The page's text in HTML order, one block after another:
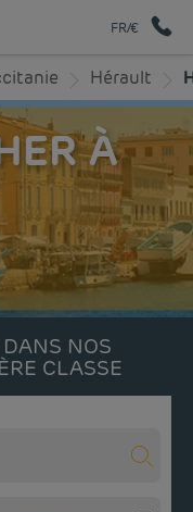
FR/€
Hérault
À
NOS
CLASSE